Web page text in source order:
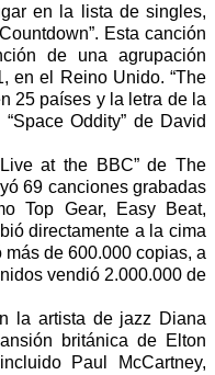
en la lista de singles,
Esta canción
de una agrupación
en el Reino Unido. “The
25 países y la letra de la
Oddity” de David
at the BBC” de The
69 canciones grabadas
Top Gear, Easy Beat,
directamente a la cima
de 600.000 copias, a
vendió 2.000.000 de
la artista de jazz Diana
británica de Elton
Paul McCartney,